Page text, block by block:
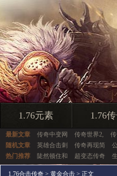
1.76元素 1.76
最新文章 传奇中变网 传奇世界2,
随机文章
英雄合击刺 传奇再现简
热门推荐
陡然顿住和 超变态传奇
1.76合击传奇 > 黄金合击 > 正文